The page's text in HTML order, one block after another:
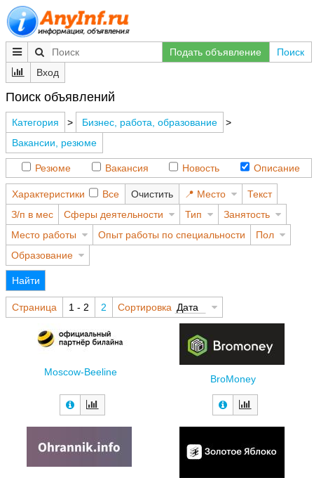
Подать объявление
Поиск
Вход
Поиск объявлений
Категория > Бизнес, работа, образование
>
Вакансии, резюме
Резюме Вакансия Новость Описание
Характеристики Все Очистить Место
Текст
З/п в мес
Сферы деятельности Тип
Занятость
Место работы
Опыт работы по специальности
Пол
Образование
Найти
Страница 1 - 2 2 Сортировка Дата
Moscow-Beeline
BroMoney